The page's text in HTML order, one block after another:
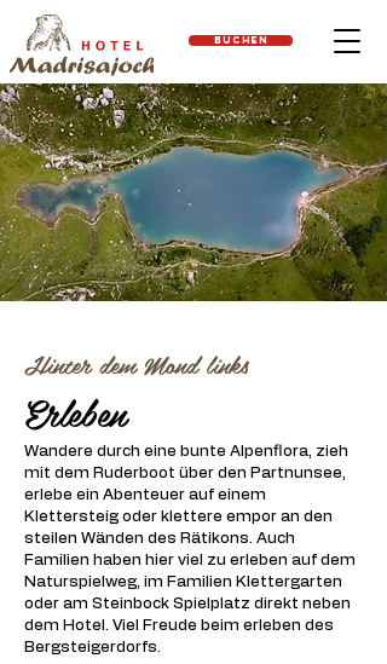
Buchen
Hinter dem Mond links
Erleben
Wandere durch eine bunte Alpenflora, zieh
mit dem Ruderboot über den Partnunsee,
erlebe ein Abenteuer auf einem
Klettersteig oder klettere empor an den
steilen Wänden des Rätikons. Auch
Familien haben hier viel zu erleben auf dem
Naturspielweg, im Familien Klettergarten
oder am Steinbock Spielplatz direkt neben
dem Hotel. Viel Freude beim erleben des
Bergsteigerdorfs.